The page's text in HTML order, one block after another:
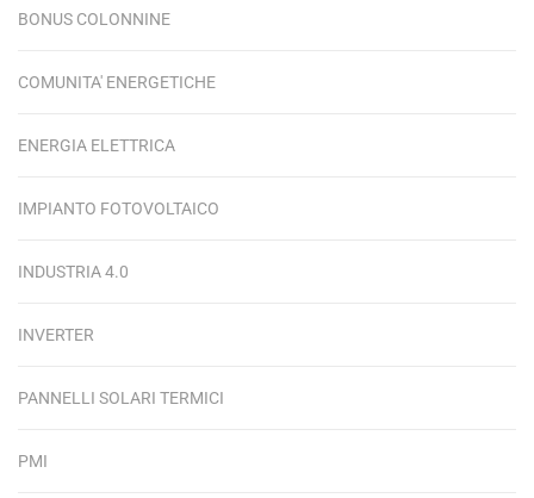
BONUS COLONNINE
COMUNITA' ENERGETICHE
ENERGIA ELETTRICA
IMPIANTO FOTOVOLTAICO
INDUSTRIA 4.0
INVERTER
PANNELLI SOLARI TERMICI
PMI